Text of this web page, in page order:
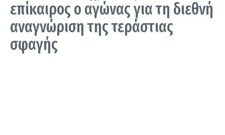
επίκαιρος ο αγώνας για τη διεθνή
αναγνώριση της τεράστιας
σφαγής